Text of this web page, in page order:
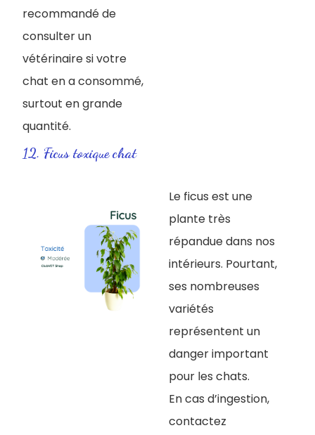
recommandé de
consulter un
vétérinaire si votre
chat en a consommé,
surtout en grande
quantité.
12. Ficus toxique chat
Le ficus est une
plante très
répandue dans nos
intérieurs. Pourtant,
ses nombreuses
variétés
représentent un
danger important
pour les chats.
En cas d’ingestion,
contactez